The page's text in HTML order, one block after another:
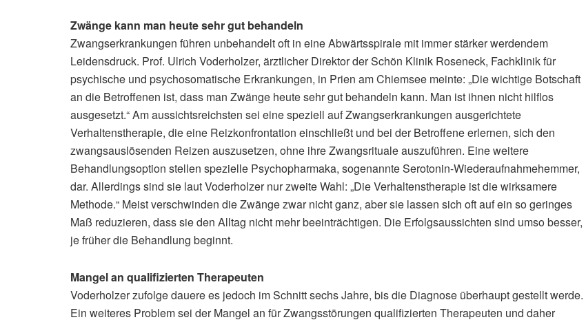
Zwänge kann man heute sehr gut behandeln
Zwangserkrankungen führen unbehandelt oft in eine Abwärtsspirale mit immer stärker werdendem
Leidensdruck. Prof. Ulrich Voderholzer, ärztlicher Direktor der Schön Klinik Roseneck, Fachklinik für
psychische und psychosomatische Erkrankungen, in Prien am Chiemsee meinte: „Die wichtige Botschaft
an die Betroffenen ist, dass man Zwänge heute sehr gut behandeln kann. Man ist ihnen nicht hilflos
ausgesetzt.“ Am aussichtsreichsten sei eine speziell auf Zwangserkrankungen ausgerichtete
Verhaltenstherapie, die eine Reizkonfrontation einschließt und bei der Betroffene erlernen, sich den
zwangsauslösenden Reizen auszusetzen, ohne ihre Zwangsrituale auszuführen. Eine weitere
Behandlungsoption stellen spezielle Psychopharmaka, sogenannte Serotonin-Wiederaufnahmehemmer,
dar. Allerdings sind sie laut Voderholzer nur zweite Wahl: „Die Verhaltenstherapie ist die wirksamere
Methode.“ Meist verschwinden die Zwänge zwar nicht ganz, aber sie lassen sich oft auf ein so geringes
Maß reduzieren, dass sie den Alltag nicht mehr beeinträchtigen. Die Erfolgsaussichten sind umso besser,
je früher die Behandlung beginnt.
Mangel an qualifizierten Therapeuten
Voderholzer zufolge dauere es jedoch im Schnitt sechs Jahre, bis die Diagnose überhaupt gestellt werde.
Ein weiteres Problem sei der Mangel an für Zwangsstörungen qualifizierten Therapeuten und daher